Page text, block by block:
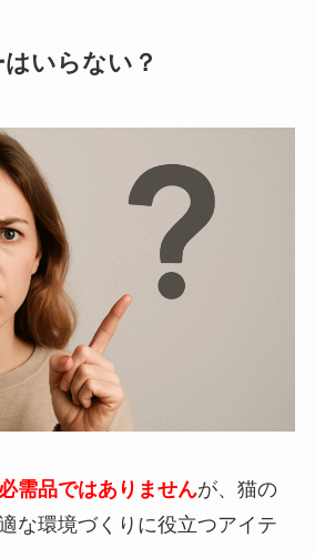
いらない？
需品ではありませんが、猫の
な環境づくりに役立つアイテ